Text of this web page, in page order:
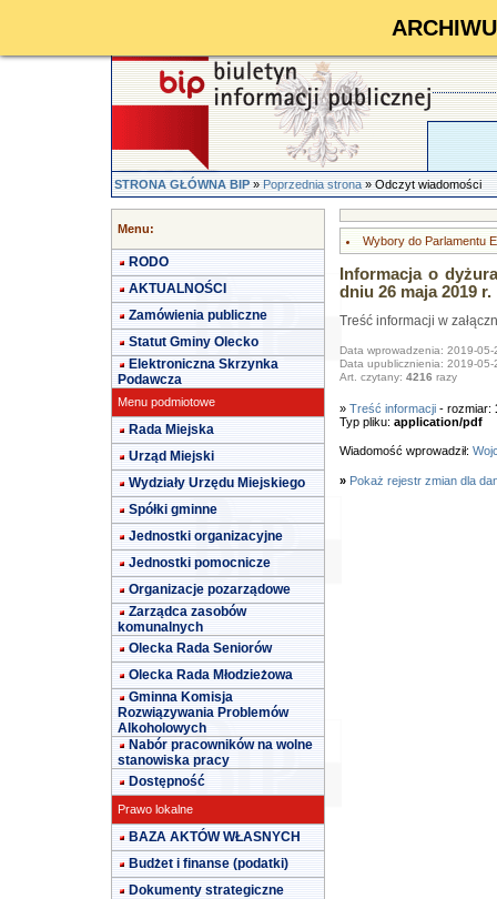
STRONA GŁÓWNA BIP»Poprzednia strona» Odczyt wiadomości
Menu:
RODO
AKTUALNOŚCI
Zamówienia publiczne
Statut Gminy Olecko
Elektroniczna Skrzynka
Podawcza
Menu podmiotowe
Rada Miejska
Urząd Miejski
Wydziały Urzędu Miejskiego
Spółki gminne
Jednostki organizacyjne
Jednostki pomocnicze
Organizacje pozarządowe
Zarządca zasobów
komunalnych
Olecka Rada Seniorów
Olecka Rada Młodzieżowa
Gminna Komisja
Rozwiązywania Problemów
Alkoholowych
Nabór pracowników na wolne
stanowiska pracy
Dostępność
Prawo lokalne
BAZA AKTÓW WŁASNYCH
Budżet i finanse (podatki)
Dokumenty strategiczne
Wybory do Parlamentu
Informacja o
dniu 26 maja 2019 r.
Treść informacji w
Data wprowadzenia: 2019-05-
Data upublicznienia: 2019-05-
Art. czytany: 4216 razy
» Treść informacji- rozmiar:
Typ pliku: application/pdf
Wiadomość wprowadził:
» Pokaż rejestr zmian dla